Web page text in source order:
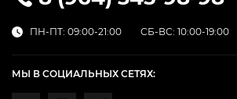
ПН-ПТ: 09:00-21:00 СБ-ВС: 10:00-19:00
МЫ В СОЦИАЛЬНЫХ СЕТЯХ: